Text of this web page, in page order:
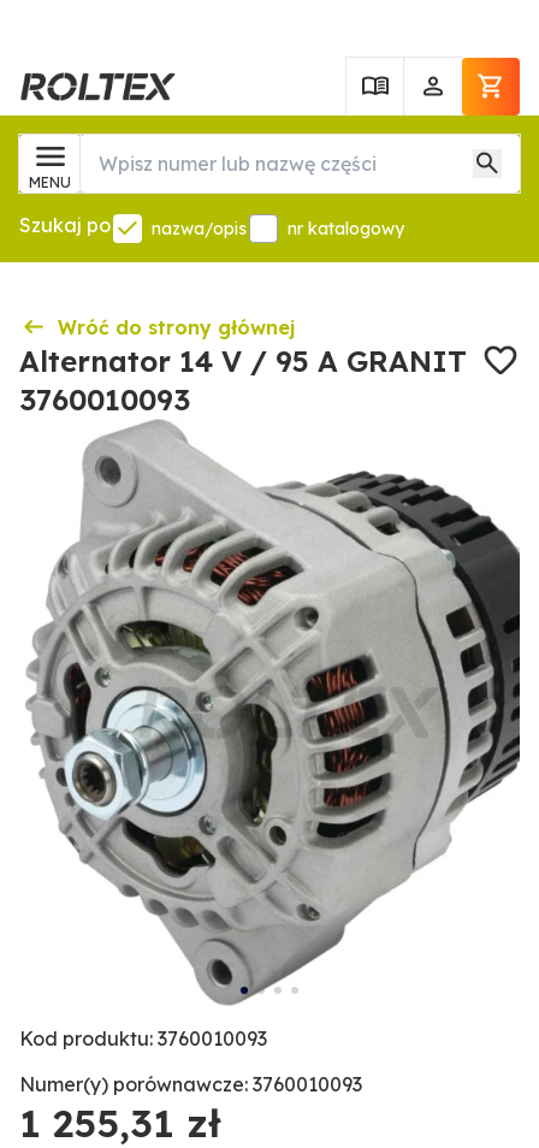
MENU
Szukaj po nazwa/opis nr katalogowy
Wróć do strony głównej
Alternator 14 V / 95 A GRANIT
3760010093
Kod produktu: 3760010093
Numer(y) porównawcze: 3760010093
1 255,31 zł